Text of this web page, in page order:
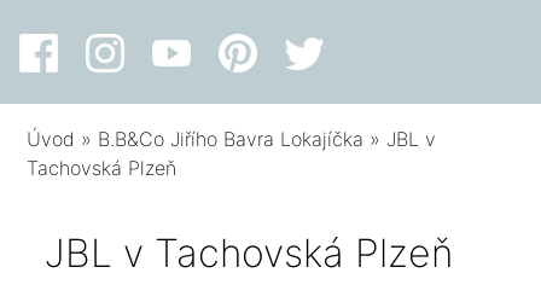
Úvod » B.B&Co Jiřího Bavra Lokajíčka » JBL v
Tachovská Plzeň
JBL v Tachovská Plzeň